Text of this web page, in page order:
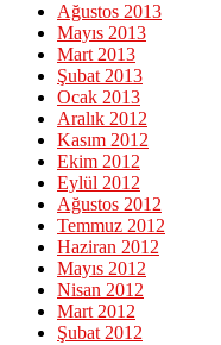
Ağustos 2013
Mayıs 2013
Mart 2013
Şubat 2013
Ocak 2013
Aralık 2012
Kasım 2012
Ekim 2012
Eylül 2012
Ağustos 2012
Temmuz 2012
Haziran 2012
Mayıs 2012
Nisan 2012
Mart 2012
Şubat 2012